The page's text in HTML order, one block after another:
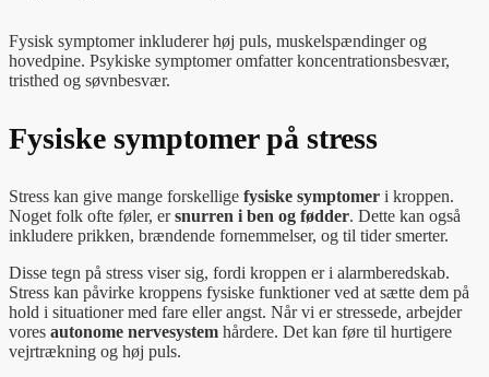
Fysisk symptomer inkluderer høj puls, muskelspændinger og
hovedpine. Psykiske symptomer omfatter koncentrationsbesvær,
tristhed og søvnbesvær.
Fysiske symptomer på stress
Stress kan give mange forskellige fysiske symptomer i kroppen.
Noget folk ofte føler, ersnurren i ben og fødder. Dette kan også
inkludere prikken, brændende fornemmelser, og til tider smerter.
Disse tegn på stress viser sig, fordi kroppen er i alarmberedskab.
Stress kan påvirke kroppens fysiske funktioner ved at sætte dem på
hold i situationer med fare eller angst. Når vi er stressede, arbejder
vores autonome nervesystem hårdere. Det kan føre til hurtigere
vejrtrækning og høj puls.